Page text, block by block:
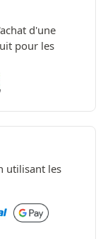
d'une
pour les
utilisant les